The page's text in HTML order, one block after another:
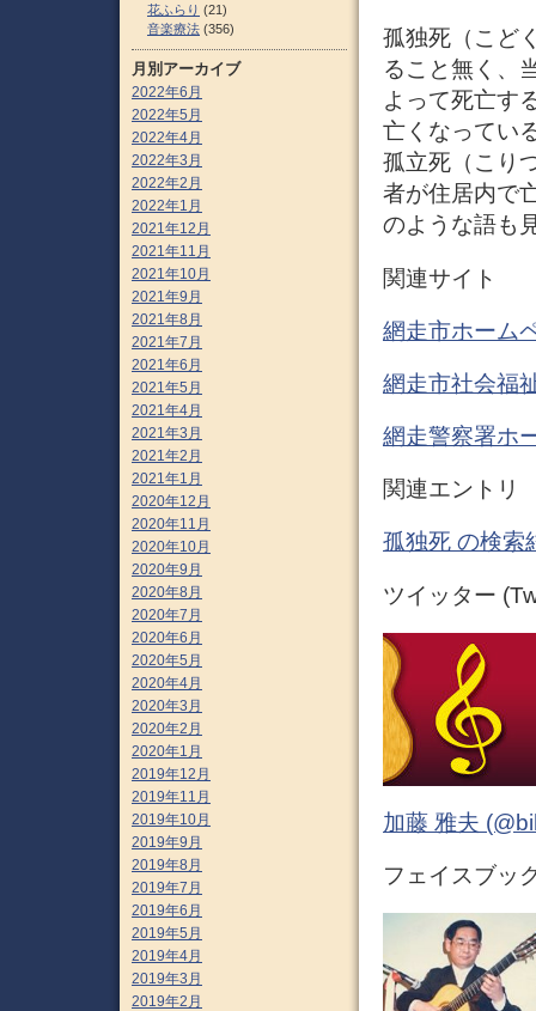
孤独死（こど
ること無く、
よって死亡す
亡くなってい
孤立死（こり
者が住居内で
のような語も
関連サイト
網走市ホーム
網走市社会福
網走警察署ホ
関連エントリ
孤独死 の検索
ツイッター
加藤 雅夫
フェイスブッ
花ふらり (21)
音楽療法 (356)
月別アーカイブ
2022年6月
2022年5月
2022年4月
2022年3月
2022年2月
2022年1月
2021年12月
2021年11月
2021年10月
2021年9月
2021年8月
2021年7月
2021年6月
2021年5月
2021年4月
2021年3月
2021年2月
2021年1月
2020年12月
2020年11月
2020年10月
2020年9月
2020年8月
2020年7月
2020年6月
2020年5月
2020年4月
2020年3月
2020年2月
2020年1月
2019年12月
2019年11月
2019年10月
2019年9月
2019年8月
2019年7月
2019年6月
2019年5月
2019年4月
2019年3月
2019年2月